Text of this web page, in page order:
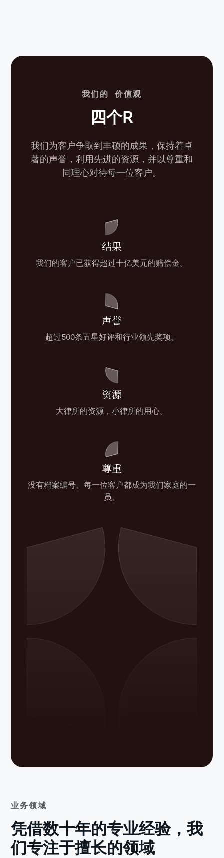
我们的 价值观
四个R
我们为客户争取到丰硕的成果，保持着卓
著的声誉，利用先进的资源，并以尊重和
同理心对待每一位客户。
结果
我们的客户已获得超过十亿美元的赔偿金。
声誉
超过500条五星好评和行业领先奖项。
资源
大律所的资源，小律所的用心。
尊重
没有档案编号。每一位客户都成为我们家庭的一
员。
业务领域
凭借数十年的专业经验，我
们专注于擅长的领域